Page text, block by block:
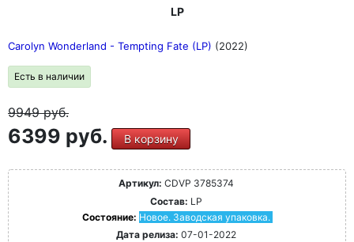
LP
Carolyn Wonderland - Tempting Fate (LP) (2022)
Есть в наличии
9949руб.
6399 руб. В корзину
Артикул: CDVP 3785374
Состав: LP
Состояние: Новое. Заводская упаковка.
Дата релиза: 07-01-2022